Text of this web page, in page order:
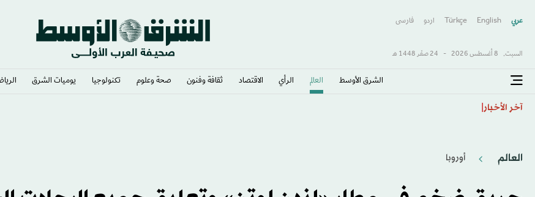
عربي English
Türkçe اردو فارسى
السبت, 8 أغسطس 2026 - 24 صفَر 1448 هـ
الشرق الأوسط​ العالم الرأي الاقتصاد ثقافة وفنون صحة وعلوم تكنولوجيا يوميات الشرق​
آخر الأخبار
العالم أوروبا